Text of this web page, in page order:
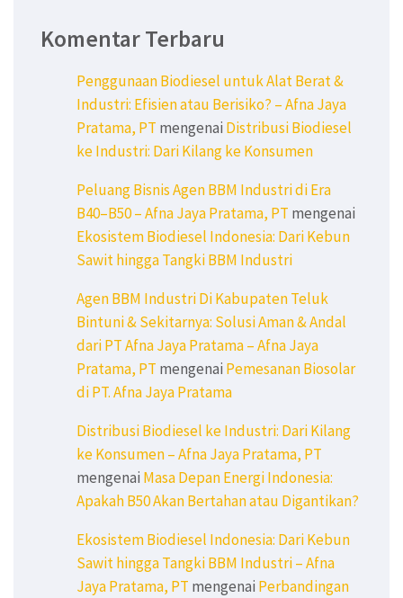
Komentar Terbaru
Penggunaan Biodiesel untuk Alat Berat &
Industri: Efisien atau Berisiko? – Afna Jaya
Pratama, PT mengenai Distribusi Biodiesel
ke Industri: Dari Kilang ke Konsumen
Peluang Bisnis Agen BBM Industri di Era
B40–B50 – Afna Jaya Pratama, PT mengenai
Ekosistem Biodiesel Indonesia: Dari Kebun
Sawit hingga Tangki BBM Industri
Agen BBM Industri Di Kabupaten Teluk
Bintuni & Sekitarnya: Solusi Aman & Andal
dari PT Afna Jaya Pratama – Afna Jaya
Pratama, PT mengenai Pemesanan Biosolar
di PT. Afna Jaya Pratama
Distribusi Biodiesel ke Industri: Dari Kilang
ke Konsumen – Afna Jaya Pratama, PT
mengenai Masa Depan Energi Indonesia:
Apakah B50 Akan Bertahan atau Digantikan?
Ekosistem Biodiesel Indonesia: Dari Kebun
Sawit hingga Tangki BBM Industri – Afna
Jaya Pratama, PT mengenai Perbandingan